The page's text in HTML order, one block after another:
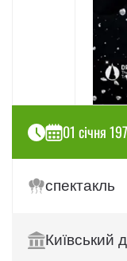
01 січня
спектакль
Київський